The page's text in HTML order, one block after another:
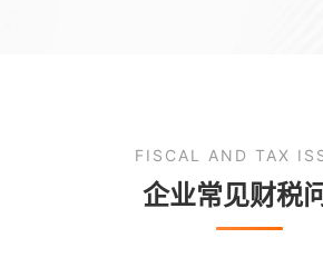
FISCAL AND TAX
企业常见财税